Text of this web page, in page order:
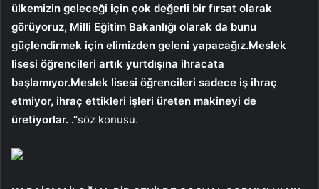
ülkemizin geleceği için çok değerli bir fırsat olarak
görüyoruz, Milli Eğitim Bakanlığı olarak da bunu
güçlendirmek için elimizden geleni yapacağız.Meslek
lisesi öğrencileri artık yurtdışına ihracata
başlamıyor.Meslek lisesi öğrencileri sadece iş ihraç
etmiyor, ihraç ettikleri işleri üreten makineyi de
üretiyorlar. .”söz konusu.